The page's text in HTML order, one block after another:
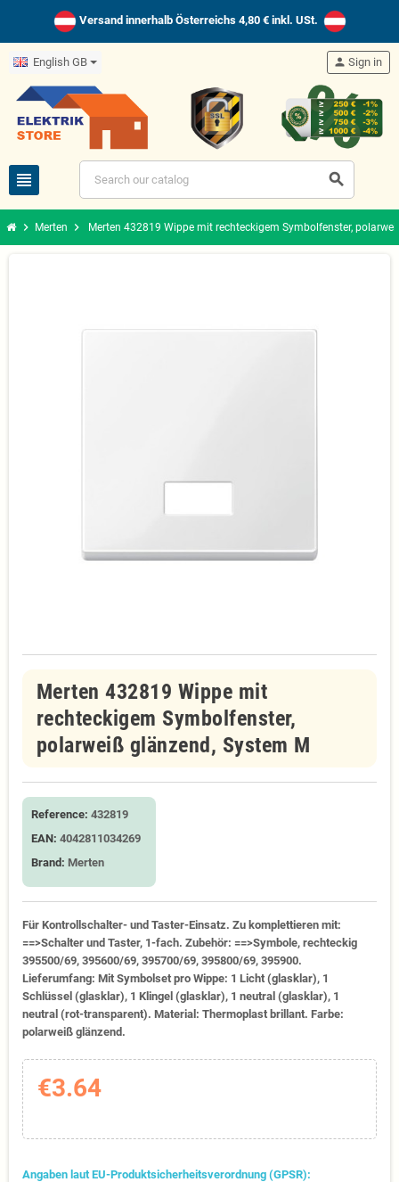
Versand innerhalb Österreichs 4,80 € inkl. USt.
English GB
view_headline search
person Sign in
chevron_right Merten chevron_right Merten 432819 Wippe mit rechteckigem Symbolfenster,
Merten 432819 Wippe mit
rechteckigem Symbolfenster,
polarweiß glänzend, System M
Reference: 432819
EAN: 4042811034269
Brand: Merten
Für Kontrollschalter- und Taster-Einsatz. Zu komplettieren mit:
==>Schalter und Taster, 1-fach. Zubehör: ==>Symbole, rechteckig
395500/69, 395600/69, 395700/69, 395800/69, 395900.
Lieferumfang: Mit Symbolset pro Wippe: 1 Licht (glasklar), 1
Schlüssel (glasklar), 1 Klingel (glasklar), 1 neutral (glasklar), 1
neutral (rot-transparent). Material: Thermoplast brillant. Farbe:
polarweiß glänzend.
€3.64
Angaben laut EU-Produktsicherheitsverordnung (GPSR):